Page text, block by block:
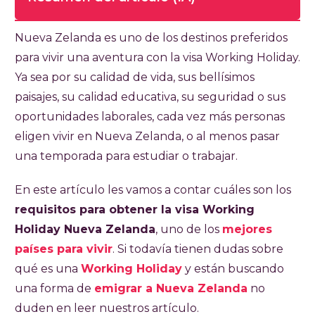
Tiempo de lectura completa del artículo
30 minutos
La Working Holiday Visa Nueva Zelanda le
permite a jóvenes de distintas nacionalidades
trabajar y vacacionar en el país por hasta 12
meses. Los requisitos principales para
del país con el cual se aplica, ser mayor de 18
años y menor de 35 o 30 años, dependiendo
del país desde donde se aplique. Además es
excluyente no haber obtenido esta visa
anteriormente, demostrar NZD 4200 para
solventar los gastos al ingresar al país y
contar con un seguro médico. En caso de
Nueva Zelanda es uno de los destinos preferidos
para vivir una aventura con la visa Working Holiday.
Ya sea por su calidad de vida, sus bellísimos
paisajes, su calidad educativa, su seguridad o sus
oportunidades laborales, cada vez más personas
eligen vivir en Nueva Zelanda, o al menos pasar
una temporada para estudiar o trabajar.
En este artículo les vamos a contar cuáles son los
requisitos para obtener la visa Working
Holiday Nueva Zelanda, uno de los mejores
países para vivir. Si todavía tienen dudas sobre
qué es una Working Holiday y están buscando
una forma de emigrar a Nueva Zelanda no
duden en leer nuestros artículo.